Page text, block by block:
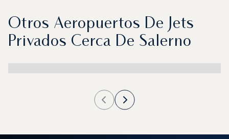
Otros Aeropuertos De Jets
Privados Cerca De Salerno